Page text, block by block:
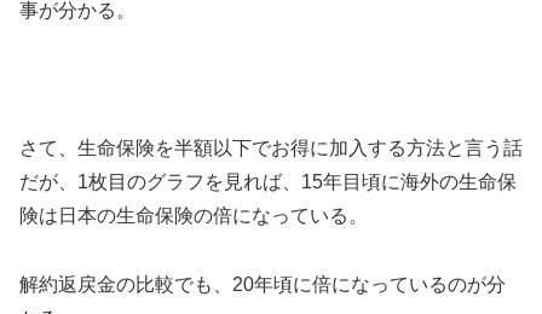
事が分かる。
さて、生命保険を半額以下でお得に加入する方法と言う話
だが、1枚目のグラフを見れば、15年目頃に海外の生命保
険は日本の生命保険の倍になっている。
解約返戻金の比較でも、20年頃に倍になっているのが分